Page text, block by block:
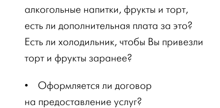
алкогольные напитки, фрукты и торт,
есть ли дополнительная плата за это?
Есть ли холодильник, чтобы Вы привезли
торт и фрукты заранее?
•
Оформляется ли договор
на предоставление услуг?